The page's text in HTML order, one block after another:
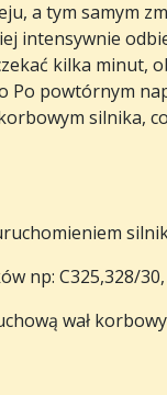
a tym samym
intensywnie
kilka minut,
powtórnym
silnika,
np: C325,328/
wał